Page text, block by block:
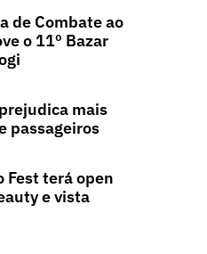
de Combate ao
o 11º Bazar
mais
passageiros
Fest terá open
e vista